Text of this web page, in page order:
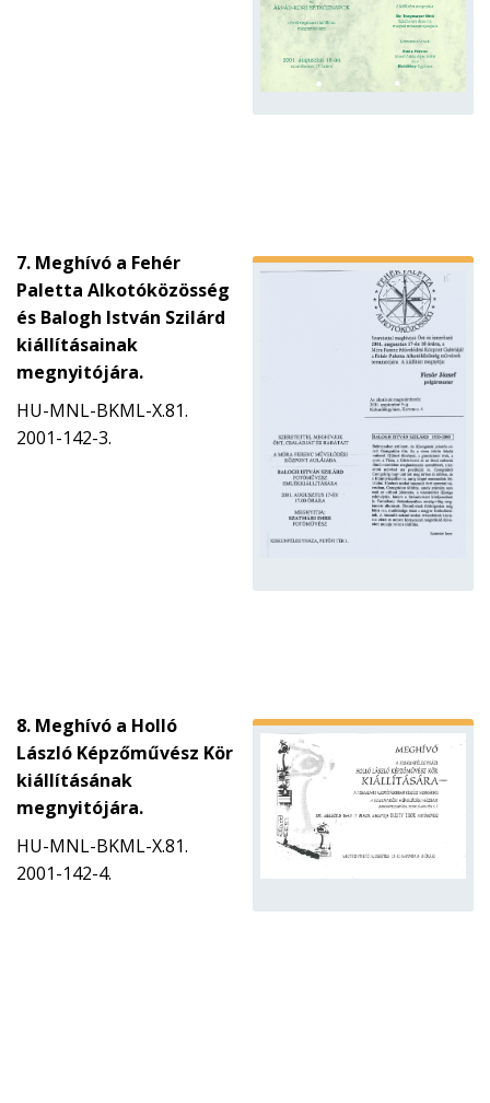
7. Meghívó a Fehér
Paletta Alkotóközösség
és Balogh István Szilárd
kiállításainak
megnyitójára.
HU-MNL-BKML-X.81.
2001-142-3.
8. Meghívó a Holló
László Képzőművész Kör
kiállításának
megnyitójára.
HU-MNL-BKML-X.81.
2001-142-4.